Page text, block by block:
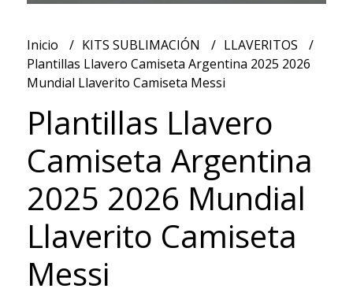
Inicio KITS SUBLIMACIÓN
LLAVERITOS
Plantillas Llavero Camiseta Argentina 2025 2026
Mundial Llaverito Camiseta Messi
Plantillas Llavero
Camiseta Argentina
2025 2026 Mundial
Llaverito Camiseta
Messi